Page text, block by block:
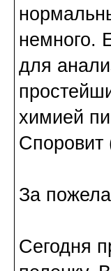
немного.
для
химией
Споровит
За
Сегодня